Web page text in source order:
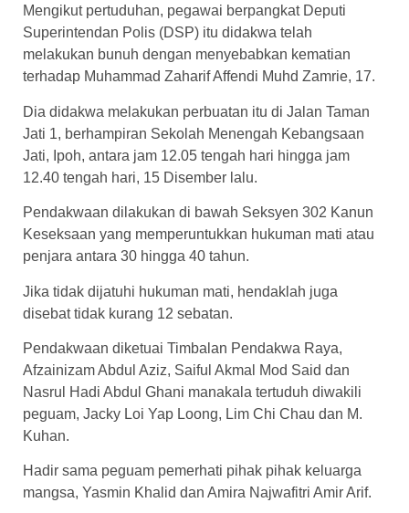
Mengikut pertuduhan, pegawai berpangkat Deputi
Superintendan Polis (DSP) itu didakwa telah
melakukan bunuh dengan menyebabkan kematian
terhadap Muhammad Zaharif Affendi Muhd Zamrie, 17.
Dia didakwa melakukan perbuatan itu di Jalan Taman
Jati 1, berhampiran Sekolah Menengah Kebangsaan
Jati, Ipoh, antara jam 12.05 tengah hari hingga jam
12.40 tengah hari, 15 Disember lalu.
Pendakwaan dilakukan di bawah Seksyen 302 Kanun
Keseksaan yang memperuntukkan hukuman mati atau
penjara antara 30 hingga 40 tahun.
Jika tidak dijatuhi hukuman mati, hendaklah juga
disebat tidak kurang 12 sebatan.
Pendakwaan diketuai Timbalan Pendakwa Raya,
Afzainizam Abdul Aziz, Saiful Akmal Mod Said dan
Nasrul Hadi Abdul Ghani manakala tertuduh diwakili
peguam, Jacky Loi Yap Loong, Lim Chi Chau dan M.
Kuhan.
Hadir sama peguam pemerhati pihak pihak keluarga
mangsa, Yasmin Khalid dan Amira Najwafitri Amir Arif.